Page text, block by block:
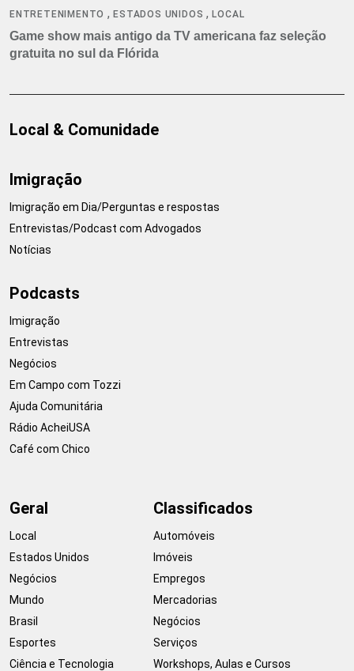
ENTRETENIMENTO ,ESTADOS UNIDOS ,LOCAL
Game show mais antigo da TV americana faz seleção
gratuita no sul da Flórida
Local & Comunidade
Imigração
Imigração em Dia/Perguntas e respostas
Entrevistas/Podcast com Advogados
Notícias
Podcasts
Imigração
Entrevistas
Negócios
Em Campo com Tozzi
Ajuda Comunitária
Rádio AcheiUSA
Café com Chico
Geral
Local
Estados Unidos
Negócios
Mundo
Brasil
Esportes
Ciência e Tecnologia
Classificados
Automóveis
Imóveis
Empregos
Mercadorias
Negócios
Serviços
Workshops, Aulas e Cursos